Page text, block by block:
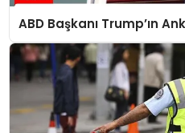
ABD Başkanı Trump’ın